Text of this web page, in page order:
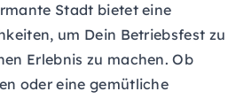
Stadt bietet eine
um Dein Betriebsfest zu
Erlebnis zu machen. Ob
oder eine gemütliche